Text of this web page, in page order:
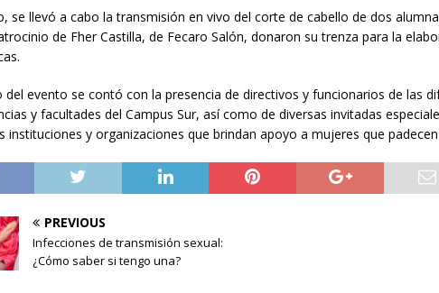
se llevó a cabo la transmisión en vivo del corte de cabello de dos
de Fher Castilla, de Fecaro Salón, donaron su trenza para la
del evento se contó con la presencia de directivos y funcionarios de las
y facultades del Campus Sur, así como de diversas invitadas
instituciones y organizaciones que brindan apoyo a mujeres que
PREVIOUS
Infecciones de transmisión sexual:
¿Cómo saber si tengo una?